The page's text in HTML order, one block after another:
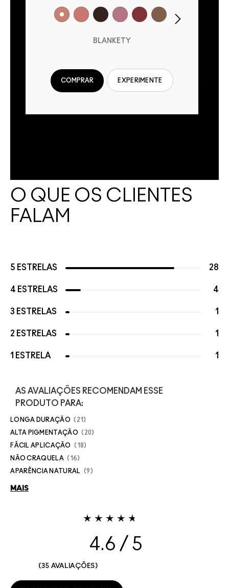
BLANKETY
COMPRAR EXPERIMENTE
O QUE OS CLIENTES
FALAM
5 ESTRELAS 28
4 ESTRELAS 4
3 ESTRELAS 1
2 ESTRELAS 1
1 ESTRELA 1
AS AVALIAÇÕES RECOMENDAM ESSE
PRODUTO PARA:
LONGA DURAÇÃO 21
ALTA PIGMENTAÇÃO 20
FÁCIL APLICAÇÃO 18
NÃO CRAQUELA 16
APARÊNCIA NATURAL 9
MAIS
4.6
35 AVALIAÇÕES